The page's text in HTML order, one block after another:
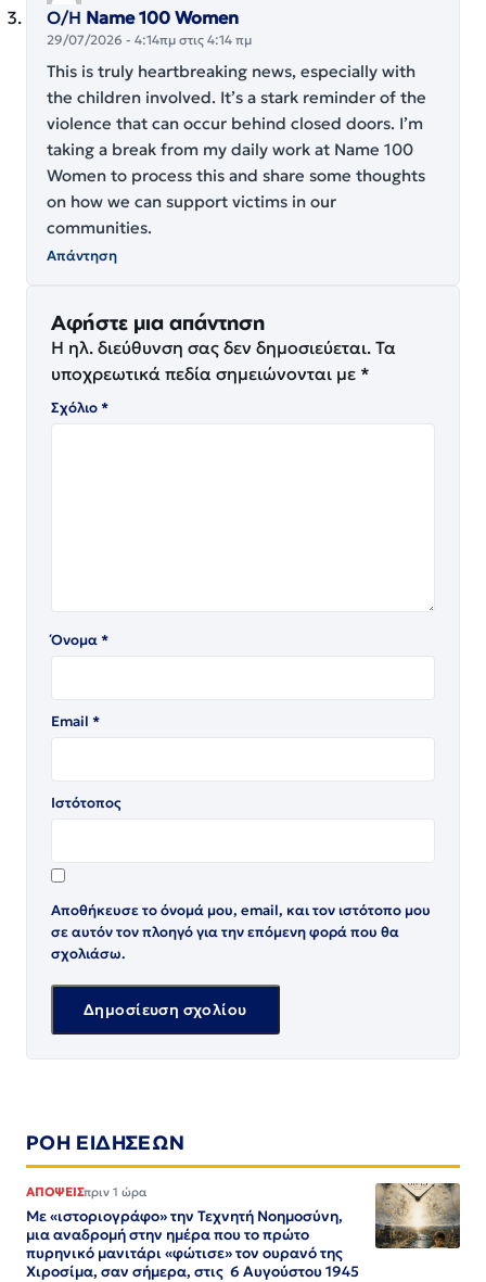
Ο/Η Name 100 Women
29/07/2026 - 4:14πμ στις 4:14 πμ
This is truly heartbreaking news, especially with
the children involved. It’s a stark reminder of the
violence that can occur behind closed doors. I’m
taking a break from my daily work at Name 100
Women to process this and share some thoughts
on how we can support victims in our
communities.
Απάντηση
Αφήστε μια απάντηση
Η ηλ. διεύθυνση σας δεν δημοσιεύεται. Τα
υποχρεωτικά πεδία σημειώνονται με *
Σχόλιο*
Όνομα*
Email *
Ιστότοπος
Αποθήκευσε το όνομά μου, email, και τον ιστότοπο μου
σε αυτόν τον πλοηγό για την επόμενη φορά που θα
σχολιάσω.
ΡΟΗ ΕΙΔΗΣΕΩΝ
ΑΠΟΨΕΙΣπριν 1 ώρα
Με «ιστοριογράφο» την Τεχνητή Νοημοσύνη,
μια αναδρομή στην ημέρα που το πρώτο
πυρηνικό μανιτάρι «φώτισε» τον ουρανό της
Χιροσίμα, σαν σήμερα, στις 6 Αυγούστου 1945